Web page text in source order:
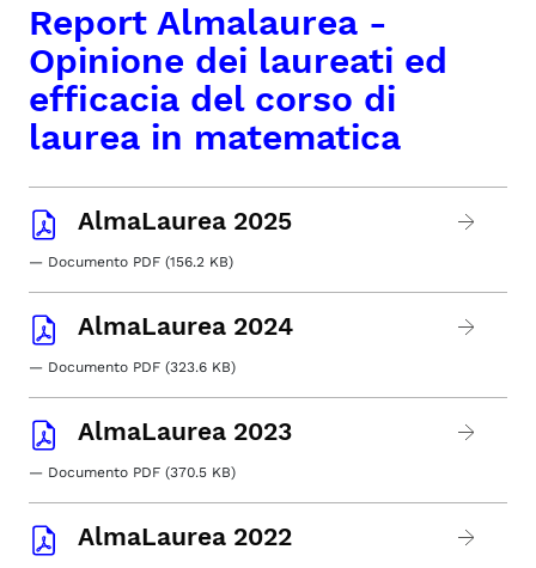
Report Almalaurea -
Opinione dei laureati ed
efficacia del corso di
laurea in matematica
AlmaLaurea 2025
— Documento PDF (156.2 KB)
AlmaLaurea 2024
— Documento PDF (323.6 KB)
AlmaLaurea 2023
— Documento PDF (370.5 KB)
AlmaLaurea 2022